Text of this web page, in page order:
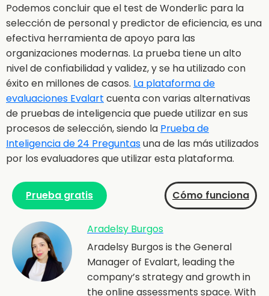
Podemos concluir que el test de Wonderlic para la
selección de personal y predictor de eficiencia, es una
efectiva herramienta de apoyo para las
organizaciones modernas. La prueba tiene un alto
nivel de confiabilidad y validez, y se ha utilizado con
éxito en millones de casos. La plataforma de
evaluaciones Evalart cuenta con varias alternativas
de pruebas de inteligencia que puede utilizar en sus
procesos de selección, siendo la Prueba de
Inteligencia de 24 Preguntasuna de las más utilizados
por los evaluadores que utilizar esta plataforma.
Prueba gratis Cómo funciona
Aradelsy Burgos
Aradelsy Burgos is the General
Manager of Evalart, leading the
company’s strategy and growth in
the online assessments space. With